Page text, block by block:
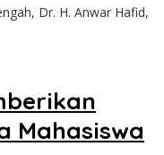
Dr. H. Anwar Hafid,
Mahasiswa